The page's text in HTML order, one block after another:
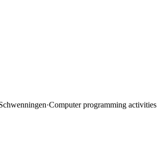
·Computer programming activities